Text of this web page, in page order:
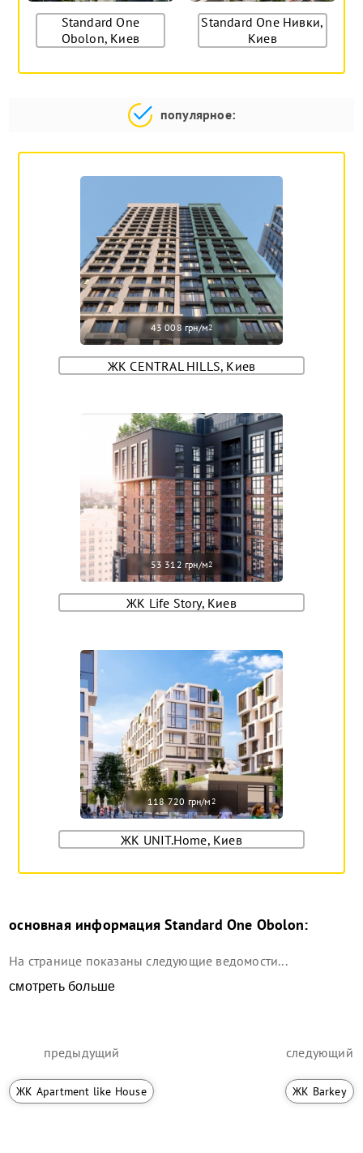
Standard One
Obolon, Киев
Standard One Нивки,
Киев
популярное:
43 008 грн/м2
ЖК CENTRAL HILLS, Киев
53 312 грн/м2
ЖК Life Story, Киев
118 720 грн/м2
ЖК UNIT.Home, Киев
основная информация Standard One Obolon:
На странице показаны следующие ведомости...
смотреть больше
предыдущий
ЖК Apartment like House
следующий
ЖК Barkey